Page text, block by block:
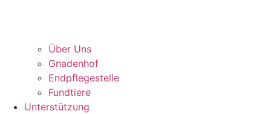
Über Uns
Gnadenhof
Endpflegestelle
Fundtiere
Unterstützung